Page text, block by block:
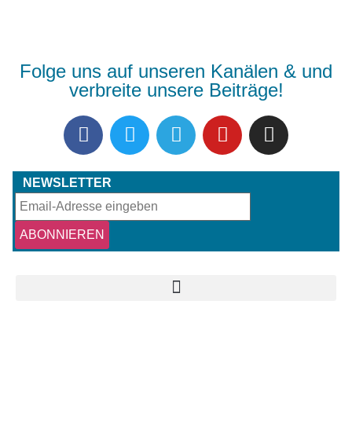
Folge uns auf unseren Kanälen & und
verbreite unsere Beiträge!
NEWSLETTER